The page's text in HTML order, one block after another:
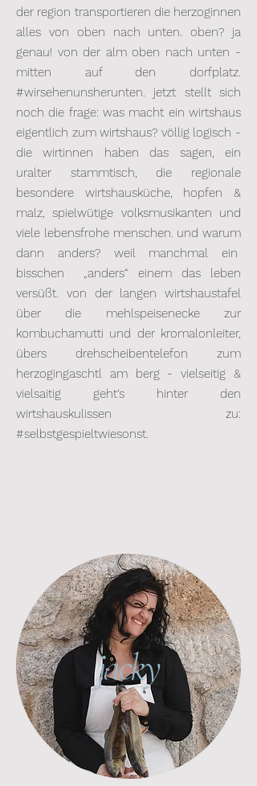
der region transportieren die herzoginnen
alles von oben nach unten. oben? ja
genau! von der alm oben nach unten -
mitten auf den dorfplatz.
#wirsehenunsherunten. jetzt stellt sich
noch die frage: was macht ein wirtshaus
eigentlich zum wirtshaus? völlig logisch -
die wirtinnen haben das sagen, ein
uralter stammtisch, die regionale
besondere wirtshausküche, hopfen &
malz, spielwütige volksmusikanten und
viele lebensfrohe menschen. und warum
dann anders? weil manchmal ein
bisschen „anders“ einem das leben
versüßt. von der langen wirtshaustafel
über die mehlspeisenecke zur
kombuchamutti und der kromalonleiter,
übers drehscheibentelefon zum
herzogingaschtl am berg - vielseitig &
vielsaitig geht‘s hinter den
wirtshauskulissen zu:
#selbstgespieltwiesonst.
jacky